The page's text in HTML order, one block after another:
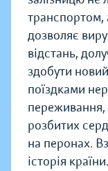
транспортом,
дозволяє
відстань,
здобути
поїздками
переживання,
розбитих
на перонах.
історія